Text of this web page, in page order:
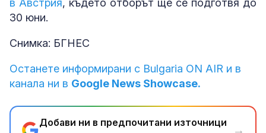
в Австрия, където отборът ще се подготвя до
30 юни.
Снимка: БГНЕС
Останете информирани с Bulgaria ON AIR и в
канала ни в Google News Showcase.
Добави ни в предпочитани източници
→